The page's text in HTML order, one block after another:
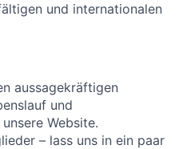
und internationalen
aussagekräftigen
und
Website.
– lass uns in ein paar